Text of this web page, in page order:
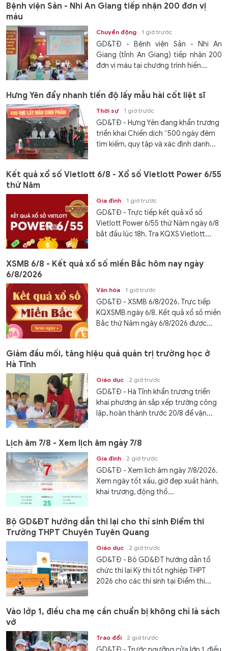
Bệnh viện Sản - Nhi An Giang tiếp nhận 200 đơn vị
máu
Chuyển động 1 giờ trước
GD&TĐ - Bệnh viện Sản - Nhi An
Giang (tỉnh An Giang) tiếp nhận 200
đơn vị máu tại chương trình hiến...
Hưng Yên đẩy nhanh tiến độ lấy mẫu hài cốt liệt sĩ
Thời sự 1 giờ trước
GD&TĐ - Hưng Yên đang khẩn trương
triển khai Chiến dịch “500 ngày đêm
tìm kiếm, quy tập và xác định danh...
Kết quả xổ số Vietlott 6/8 - Xổ số Vietlott Power 6/55
thứ Năm
Gia đình 1 giờ trước
GD&TĐ - Trực tiếp kết quả xổ số
Vietlott Power 6/55 thứ Năm ngày 6/8
bắt đầu lúc 18h. Tra KQXS Vietlott...
XSMB 6/8 - Kết quả xổ số miền Bắc hôm nay ngày
6/8/2026
Văn hóa 1 giờ trước
GD&TĐ - XSMB 6/8/2026. Trực tiếp
KQXSMB ngày 6/8. Kết quả xổ số miền
Bắc thứ Năm ngày 6/8/2026 được...
Giảm đầu mối, tăng hiệu quả quản trị trường học ở
Hà Tĩnh
Giáo dục 2 giờ trước
GD&TĐ - Hà Tĩnh khẩn trương triển
khai phương án sắp xếp trường công
lập, hoàn thành trước 20/8 để vận...
Lịch âm 7/8 - Xem lịch âm ngày 7/8
Gia đình 2 giờ trước
GD&TĐ - Xem lịch âm ngày 7/8/2026.
Xem ngày tốt xấu, giờ đẹp xuất hành,
khai trương, động thổ...
Bộ GD&ĐT hướng dẫn thi lại cho thí sinh Điểm thi
Trường THPT Chuyên Tuyên Quang
Giáo dục 2 giờ trước
GD&TĐ - Bộ GD&ĐT hướng dẫn tổ
chức thi lại Kỳ thi tốt nghiệp THPT
2026 cho các thí sinh tại Điểm thi...
Vào lớp 1, điều cha mẹ cần chuẩn bị không chỉ là sách
vở
Trao đổi 2 giờ trước